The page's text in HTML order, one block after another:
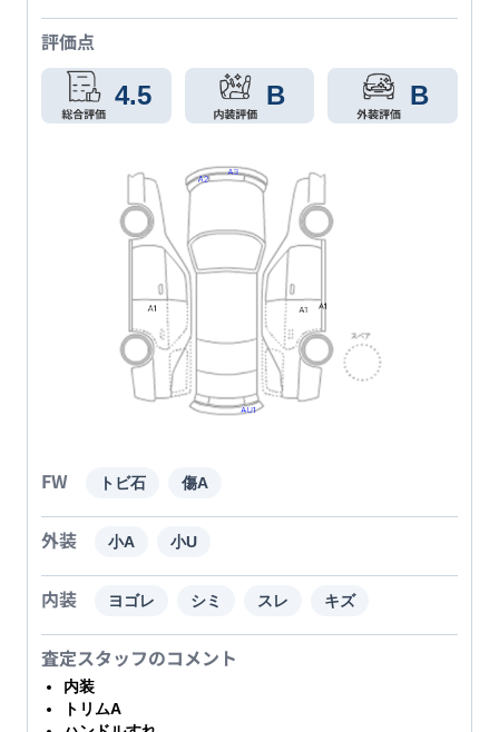
評価点
4.5 B B
FW トビ石 傷A
外装 小A 小U
内装 ヨゴレ シミ スレ キズ
査定スタッフのコメント
内装
トリムA